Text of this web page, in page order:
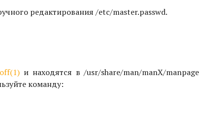
редактирования /etc/master.passwd.
и находятся в /usr/share/man/manX/
команду: